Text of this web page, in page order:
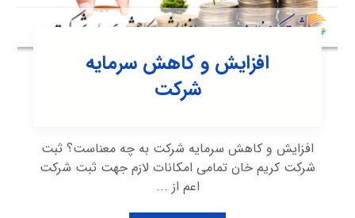
افزایش و کاهش سرمایه
شرکت
افزایش و کاهش سرمایه شرکت به چه معناست؟ ثبت
شرکت کریم خان تمامی امکانات لازم جهت ثبت شرکت
اعم از ...